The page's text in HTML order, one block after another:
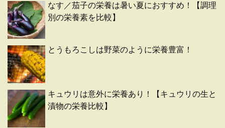
なす／茄子の栄養は暑い夏におすすめ！【調理
別の栄養素を比較】
とうもろこしは野菜のように栄養豊富！
キュウリは意外に栄養あり！【キュウリの生と
漬物の栄養比較】